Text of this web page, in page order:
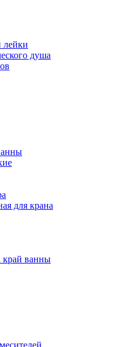
лейки
душа
для крана
край ванны